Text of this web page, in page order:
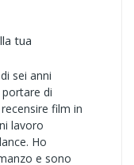
tua
sei anni
di
film in
lavoro
Ho
e sono